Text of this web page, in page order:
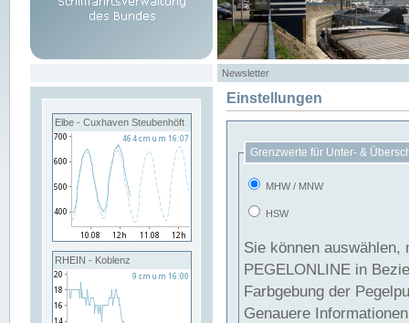
Newsletter
Elbe - Cuxhaven Steubenhöft
RHEIN - Koblenz
Einstellungen
Grenzwerte für Unter- &
MHW / MNW
HSW
Sie können
PEGELONLINE in Beziehung
Farbgebung der
Genauere